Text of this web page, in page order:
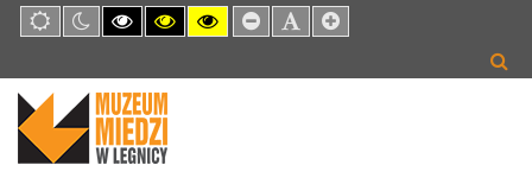
Default
mode
Night
mode
High
Contrast
White
mode
High
Contrast
Yellow
High
Contrast
Black
Set
Smaller
Set
Default
Set
Larger